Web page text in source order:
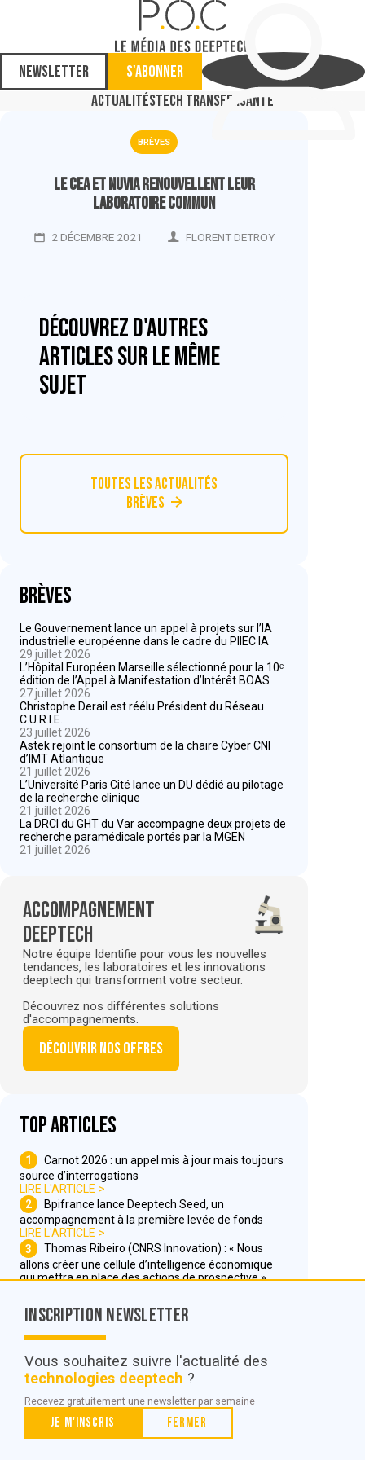
Newsletter
S'abonner
ActualitésTech TransferSanté
BRÈVES
Le CEA et Nuvia renouvellent leur
laboratoire commun
2 DÉCEMBRE 2021 FLORENT DETROY
Découvrez d'autres
articles sur le même
sujet
Toutes les actualités
Brèves
Brèves
Le Gouvernement lance un appel à projets sur l’IA
industrielle européenne dans le cadre du PIIEC IA
29 juillet 2026
L’Hôpital Européen Marseille sélectionné pour la 10ᵉ
édition de l’Appel à Manifestation d’Intérêt BOAS
27 juillet 2026
Christophe Derail est réélu Président du Réseau
C.U.R.I.E.
23 juillet 2026
Astek rejoint le consortium de la chaire Cyber CNI
d’IMT Atlantique
21 juillet 2026
L’Université Paris Cité lance un DU dédié au pilotage
de la recherche clinique
21 juillet 2026
La DRCI du GHT du Var accompagne deux projets de
recherche paramédicale portés par la MGEN
21 juillet 2026
Accompagnement
deeptech
Notre équipe Identifie pour vous les nouvelles
tendances, les laboratoires et les innovations
deeptech qui transforment votre secteur.
Découvrez nos différentes solutions
d'accompagnements.
Découvrir nos offres
Top articles
1
Carnot 2026 : un appel mis à jour mais toujours
source d’interrogations
LIRE L'ARTICLE
2
Bpifrance lance Deeptech Seed, un
accompagnement à la première levée de fonds
LIRE L'ARTICLE
3
Thomas Ribeiro (CNRS Innovation) : « Nous
allons créer une cellule d’intelligence économique
qui mettra en place des actions de prospective »
© POC Media 2026
Tous droits réservés.
Qui sommes nous ?
Mentions légales
Inscription Newsletter
Vous souhaitez suivre l'actualité des
technologies deeptech ?
Recevez gratuitement une newsletter par semaine
Je m'inscris Fermer